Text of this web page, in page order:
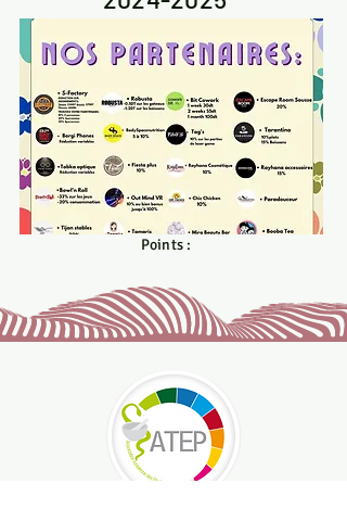
Wissemmarzougui5@gmail.com
Points :